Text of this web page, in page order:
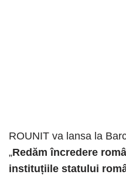
ROUNIT va lansa la
„Redăm încredere
instituțiile statului